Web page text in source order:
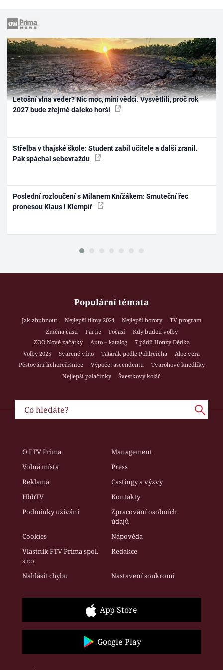
Letošní vlna veder? Nic moc, míní vědci. Vysvětlili, proč rok
2027 bude zřejmě daleko horší
Střelba v thajské škole: Student zabil učitele a další zranil.
Pak spáchal sebevraždu
Poslední rozloučení s Milanem Knížákem: Smuteční řec
pronesou Klaus i Klempíř
Populární témata
Jak zhubnout Nejlepší filmy 2024 Nejlepší horory
TV program
Změna času
Partie Počasí
Kdy budou volby
ZOO Nové začátky
Auto – katalog
7 pádů Honzy Dědka
Volby 2025
Svařené víno Tatarák podle Pohlreicha
Aloe vera
Pěstování lichořeřišnice
Výpočet ascendentu
Tvarohové knedlíky
Nejlepší palačinky
Švestkový koláč
O FTV Prima
Management
Volná místa
Press
Reklama
Castingy a výzvy
HbbTV
Kontakty
Podmínky užívání
Zpracování osobních
údajů
Cookies
Nápověda
Vlastník FTV Prima spol.
s r.o.
Redakce
Nahlásit chybu Nastavení soukromí
App Store
Google Play